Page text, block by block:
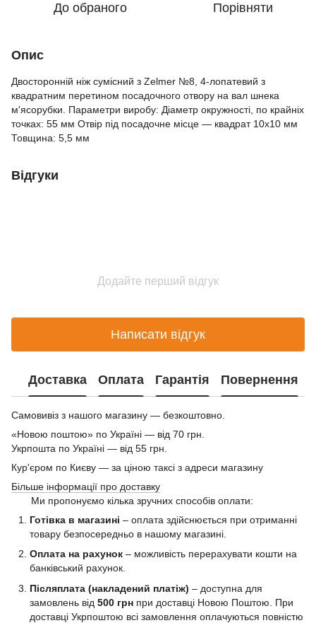
До обраного Порівняти
Опис
Двосторонній ніж сумісний з Zelmer №8, 4-лопатевий з
квадратним перетином посадочного отвору на вал шнека
м'ясорубки. Параметри виробу: Діаметр окружності, по крайніх
точках: 55 мм Отвір під посадочне місце ― квадрат 10х10 мм
Товщина: 5,5 мм
Відгуки
Додайте перший відгук
Написати відгук
Доставка Оплата Гарантія Повернення
Самовивіз з нашого магазину — безкоштовно.
«Новою поштою» по Україні — від 70 грн.
Укрпошта по Україні — від 55 грн.
Кур'єром по Києву — за ціною таксі з адреси магазину
Більше інформації про доставку
Ми пропонуємо кілька зручних способів оплати:
Готівка в магазині – оплата здійснюється при отриманні
товару безпосередньо в нашому магазині.
Оплата на рахунок – можливість перерахувати кошти на
банківський рахунок.
Післяплата (накладений платіж) – доступна для
замовлень від 500 грн при доставці Новою Поштою. При
доставці Укрпоштою всі замовлення оплачуються повністю